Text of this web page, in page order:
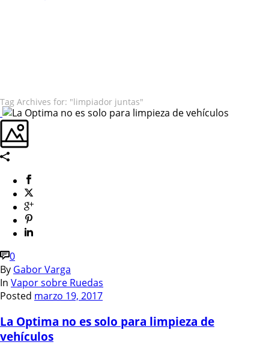
Tag Archives for: "limpiador juntas"
0
By Gabor Varga
In Vapor sobre Ruedas
Posted marzo 19, 2017
La Optima no es solo para limpieza de
vehículos